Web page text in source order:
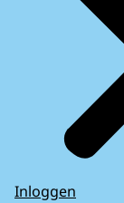
Inloggen